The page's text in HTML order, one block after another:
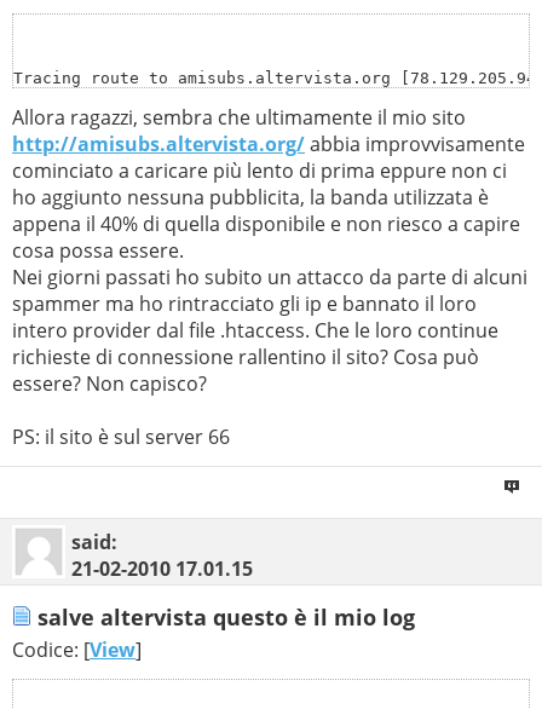
Tracing route to amisubs.altervista.org
over a maximum of 30 hops:
  1    45 ms    44 ms    46 ms  192.168.100.1
2    46 ms    45 ms    45 ms  host33-2-static.45-
3    45 ms    46 ms    45 ms  r-fi67-
  4    49 ms    49 ms    50 ms  172.17.5.21
5    59 ms    56 ms    58 ms  host245-8-static.20-
  6    59 ms    59 ms    60 ms  172.17.6.93
8    63 ms    62 ms    63 ms  mil52-mil26-
9    63 ms    63 ms    62 ms  ge-0-0-0-
10    82 ms    95 ms    81 ms  xe-9-1-
11   256 ms   189 ms   300 ms  rapidswitch-
12     *        *        *     Request timed out.
13     *        *        *     Request timed out.
14     *        *        *     Request timed out.
Allora ragazzi, sembra che ultimamente il mio sito
http://amisubs.altervista.org/abbia improvvisamente
cominciato a caricare più lento di prima eppure non ci
ho aggiunto nessuna pubblicita, la banda utilizzata è
appena il 40% di quella disponibile e non riesco a capire
cosa possa essere.
Nei giorni passati ho subito un attacco da parte di alcuni
spammer ma ho rintracciato gli ip e bannato il loro
intero provider dal file .htaccess. Che le loro continue
richieste di connessione rallentino il sito? Cosa può
essere? Non capisco?
PS: il sito è sul server 66
said:
21-02-2010 17.01.15
salve altervista questo è il mio log
Codice: [View]